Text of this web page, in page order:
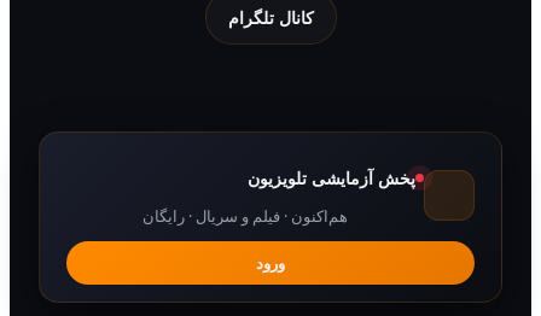
کانال تلگرام
پخش آزمایشی تلویزیون
هم‌اکنون · فیلم و سریال · رایگان